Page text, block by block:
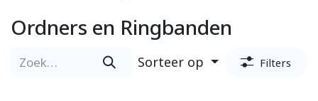
Ordners en Ringbanden
Sorteer op Filters